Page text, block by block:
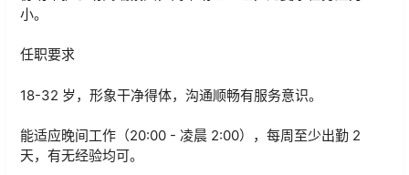
小。
任职要求
18-32 岁，形象干净得体，沟通顺畅有服务意识。
能适应晚间工作（20:00 - 凌晨 2:00），每周至少出勤 2
天，有无经验均可。